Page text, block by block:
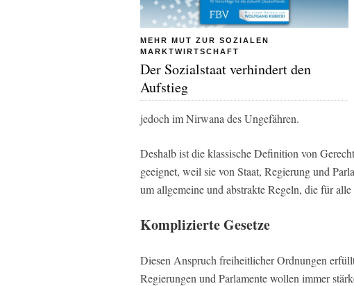
MEHR MUT ZUR SOZIALEN
MARKTWIRTSCHAFT
Der Sozialstaat verhindert den
Aufstieg
jedoch im Nirwana des Ungefähren.
Deshalb ist die klassische Definition von
geeignet, weil sie von Staat, Regierung und
um allgemeine und abstrakte Regeln, die für
Komplizierte Gesetze
Diesen Anspruch freiheitlicher Ordnungen
Regierungen und Parlamente wollen immer